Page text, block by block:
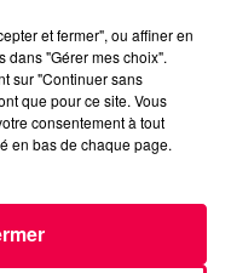
15 MAI
et fermer", ou affiner en
dans "Gérer mes choix".
sur "Continuer sans
que pour ce site. Vous
consentement à tout
en bas de chaque page.